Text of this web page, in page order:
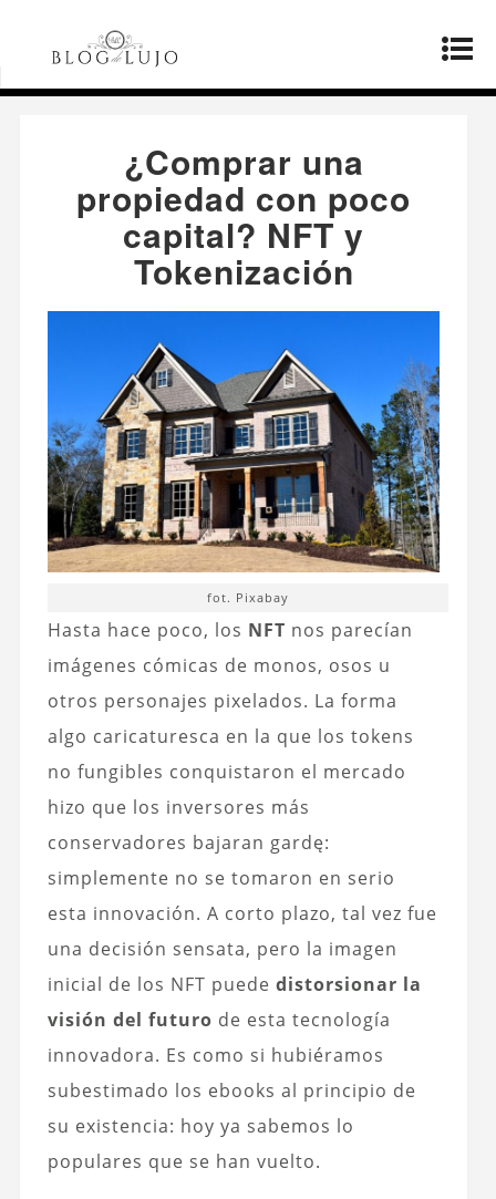
Página principal
¿Comprar una
propiedad con poco capital? NFT y Tokenización
¿Comprar una
propiedad con poco
capital? NFT y
Tokenización
fot. Pixabay
Hasta hace poco, los NFT nos parecían
imágenes cómicas de monos, osos u
otros personajes pixelados. La forma
algo caricaturesca en la que los tokens
no fungibles conquistaron el mercado
hizo que los inversores más
conservadores bajaran gardę:
simplemente no se tomaron en serio
esta innovación. A corto plazo, tal vez fue
una decisión sensata, pero la imagen
inicial de los NFT puede distorsionar la
visión del futuro de esta tecnología
innovadora. Es como si hubiéramos
subestimado los ebooks al principio de
su existencia: hoy ya sabemos lo
populares que se han vuelto.